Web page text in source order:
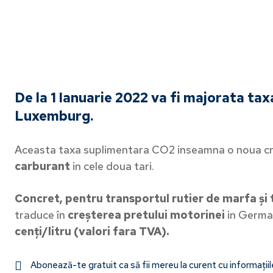
De la 1 Ianuarie 2022 va fi majorata
Luxemburg.
Aceasta taxa suplimentara CO2 inseamna o noua
carburant in cele doua tari.
Concret, pentru transportul rutier de marfa și
traduce în creșterea pretului motorinei in
cenți/litru (valori fara TVA).
Abonează-te gratuit ca să fii mereu la curent cu